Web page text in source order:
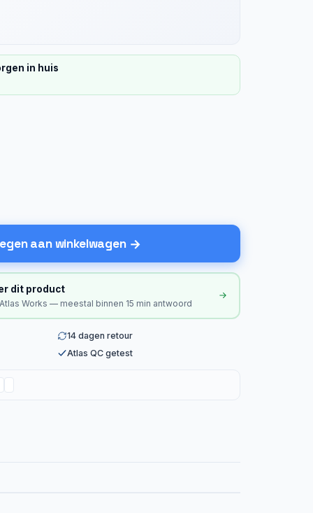
in huis
aan winkelwagen
dit product
Works — meestal binnen 15 min antwoord
14 dagen retour
Atlas QC getest